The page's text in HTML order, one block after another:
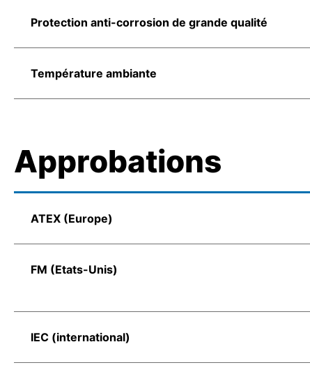
Protection anti-corrosion de grande qualité
Température ambiante
Approbations
ATEX (Europe)
FM (Etats-Unis)
IEC (international)